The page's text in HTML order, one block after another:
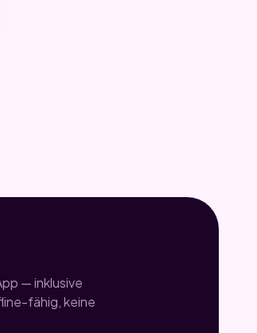
— inklusive
fähig, keine